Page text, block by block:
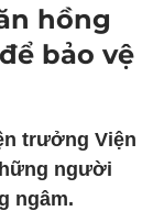
hồng
bảo vệ
trưởng Viện
người
ngâm.